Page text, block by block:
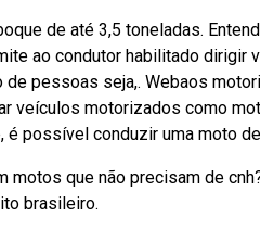
de até 3,5 toneladas.
ao condutor habilitado dirigir
pessoas seja,. Webaos
veículos motorizados como
é possível conduzir uma moto
que não precisam de
brasileiro.